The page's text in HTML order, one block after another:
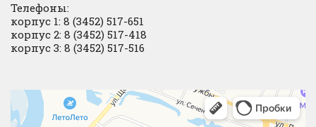
Телефоны:
корпус 1: 8 (3452) 517-651
корпус 2: 8 (3452) 517-418
корпус 3: 8 (3452) 517-516